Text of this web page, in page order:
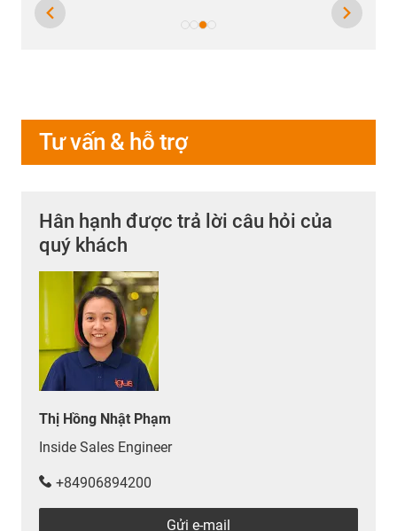
Tư vấn & hỗ trợ
Hân hạnh được trả lời câu hỏi của
quý khách
Thị Hồng Nhật Phạm
Inside Sales Engineer
+84906894200
Gửi e-mail